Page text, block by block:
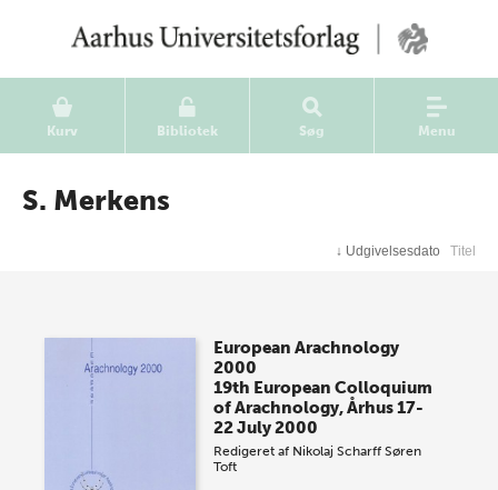
Kurv Bibliotek Søg Menu
S. Merkens
↓ Udgivelsesdato Titel
European Arachnology
2000
19th European Colloquium
of Arachnology, Århus 17-
22 July 2000
Redigeret af Nikolaj Scharff Søren
Toft